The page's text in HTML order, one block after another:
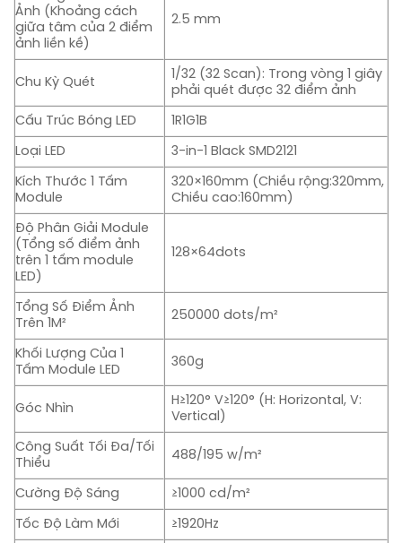
Ảnh (Khoảng cách
giữa tâm của 2 điểm
ảnh liền kề)
2.5 mm
Chu Kỳ Quét
1/32 (32 Scan): Trong vòng 1 giây
phải quét được 32 điểm ảnh
Cấu Trúc Bóng LED 1R1G1B
Loại LED 3-in-1 Black SMD2121
Kích Thước 1 Tấm
Module
320×160mm (Chiều rộng:320mm,
Chiều cao:160mm)
Độ Phân Giải Module
(Tổng số điểm ảnh
trên 1 tấm module
LED)
128×64dots
Tổng Số Điểm Ảnh
Trên 1M²
250000 dots/m²
Khối Lượng Của 1
Tấm Module LED
360g
Góc Nhìn
H≥120° V≥120° (H: Horizontal, V:
Vertical)
Công Suất Tối Đa/Tối
Thiểu
488/195 w/m²
Cường Độ Sáng ≥1000 cd/m²
Tốc Độ Làm Mới ≥1920Hz